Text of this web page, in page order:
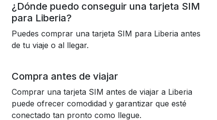
¿Dónde puedo conseguir una tarjeta SIM
para Liberia?
Puedes comprar una tarjeta SIM para Liberia antes
de tu viaje o al llegar.
Compra antes de viajar
Comprar una tarjeta SIM antes de viajar a Liberia
puede ofrecer comodidad y garantizar que esté
conectado tan pronto como llegue.